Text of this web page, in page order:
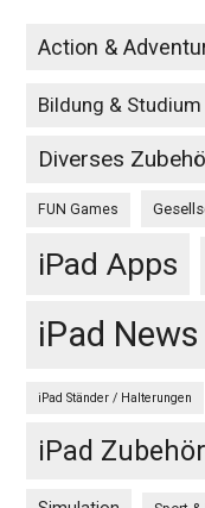
Action &
Bildung & Studium
Diverses
FUN Games
iPad Apps
iPad News
iPad Ständer / Halterungen
iPad Zubehör